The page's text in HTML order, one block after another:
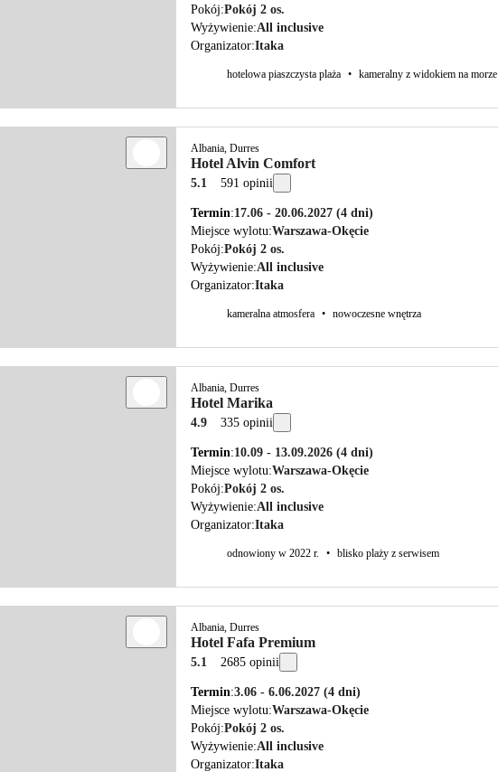
Pokój Pokój 2 os.
Wyżywienie All inclusive
Organizator Itaka
hotelowa piaszczysta plaża • kameralny z widokiem na morze
Albania, Durres
Hotel Alvin Comfort
5.1 591 opinii
Termin 17.06 - 20.06.2027 (4 dni)
Miejsce wylotu Warszawa-Okęcie
Pokój Pokój 2 os.
Wyżywienie All inclusive
Organizator Itaka
kameralna atmosfera • nowoczesne wnętrza
Albania, Durres
Hotel Marika
4.9 335 opinii
Termin 10.09 - 13.09.2026 (4 dni)
Miejsce wylotu Warszawa-Okęcie
Pokój Pokój 2 os.
Wyżywienie All inclusive
Organizator Itaka
odnowiony w 2022 r. • blisko plaży z serwisem
Albania, Durres
Hotel Fafa Premium
5.1 2685 opinii
Termin 3.06 - 6.06.2027 (4 dni)
Miejsce wylotu Warszawa-Okęcie
Pokój Pokój 2 os.
Wyżywienie All inclusive
Organizator Itaka